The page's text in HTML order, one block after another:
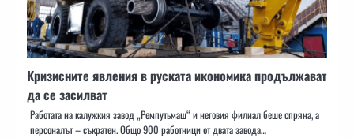
Кризисните явления в руската икономика продължават
да се засилват
Работата на калужкия завод „Ремпутьмаш“ и неговия филиал беше спряна, а
персоналът – съкратен. Общо 900 работници от двата завода…